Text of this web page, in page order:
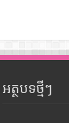
អត្ថបទថ្មីៗ